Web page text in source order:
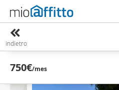
indietro
750€/mes